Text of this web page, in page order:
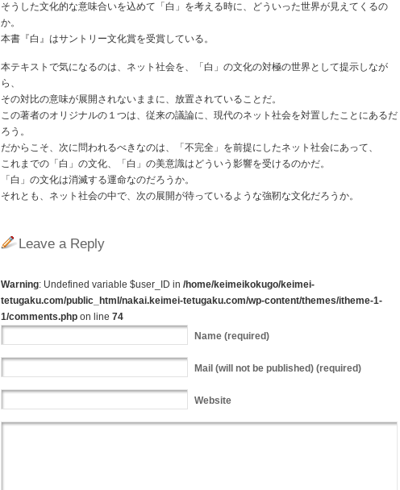
そうした文化的な意味合いを込めて「白」を考える時に、どういった世界が見えてくるの
か。
本書『白』はサントリー文化賞を受賞している。
本テキストで気になるのは、ネット社会を、「白」の文化の対極の世界として提示しなが
ら、
その対比の意味が展開されないままに、放置されていることだ。
この著者のオリジナルの１つは、従来の議論に、現代のネット社会を対置したことにあるだ
ろう。
だからこそ、次に問われるべきなのは、「不完全」を前提にしたネット社会にあって、
これまでの「白」の文化、「白」の美意識はどういう影響を受けるのかだ。
「白」の文化は消滅する運命なのだろうか。
それとも、ネット社会の中で、次の展開が待っているような強靭な文化だろうか。
Leave a Reply
Warning: Undefined variable $user_ID in /home/keimeikokugo/keimei-
tetugaku.com/public_html/nakai.keimei-tetugaku.com/wp-content/themes/itheme-1-
1/comments.php on line 74
Name (required)
Mail (will not be published) (required)
Website